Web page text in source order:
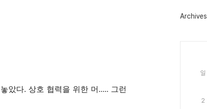
았다. 상호 협력을 위한 머..... 그런
그
Archives
일
2